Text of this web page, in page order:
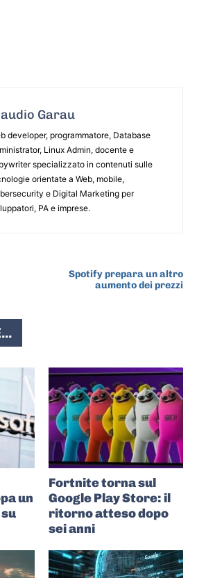
Garau
developer, programmatore, Database
Linux Admin, docente e
specializzato in contenuti sulle
orientate a Web, mobile,
e Digital Marketing per
PA e imprese.
Spotify prepara un altro
aumento dei prezzi
un
Fortnite torna sul
Google Play Store: il
ritorno atteso dopo
sei anni